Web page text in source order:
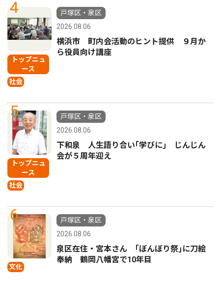
4
トップニュ
ース
社会
戸塚区・泉区
2026.08.06
横浜市 町内会活動のヒント提供 ９月か
ら役員向け講座
5
トップニュ
ース
社会
戸塚区・泉区
2026.08.06
下和泉 人生語り合い｢学びに｣ じんじん
会が５周年迎え
6
文化
戸塚区・泉区
2026.08.06
泉区在住・宮本さん ｢ぼんぼり祭｣に刀絵
奉納 鶴岡八幡宮で10年目